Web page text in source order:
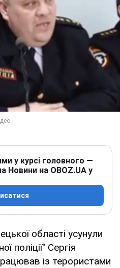
у курсі головного —
Новини на OBOZ.UA у
області усунули
поліції" Сергія
із терористами